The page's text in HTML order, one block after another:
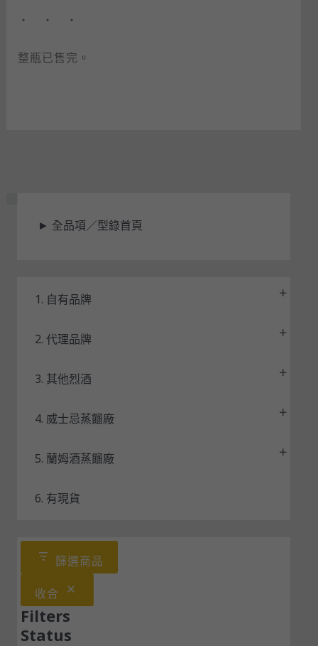
・ ・ ・
整瓶已售完。
► 全品項／型錄首頁
1. 自有品牌
2. 代理品牌
3. 其他烈酒
4. 威士忌蒸餾廠
5. 蘭姆酒蒸餾廠
6. 有現貨
篩選商品
收合
Filters
Status